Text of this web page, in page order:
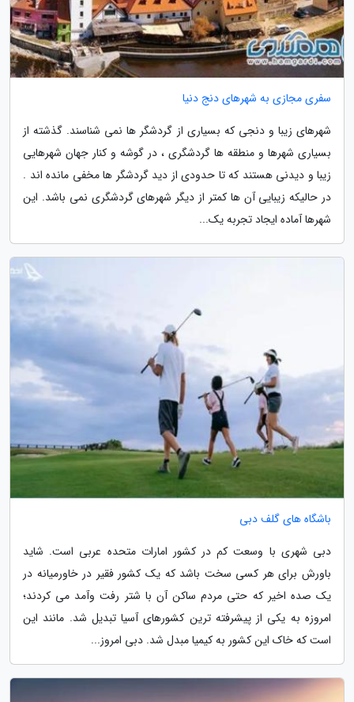
سفری مجازی به شهرهای دنج دنیا
شهرهای زیبا و دنجی که بسیاری از گردشگر ها نمی شناسند. گذشته از
بسیاری شهرها و منطقه ها گردشگری ، در گوشه و کنار جهان شهرهایی
زیبا و دیدنی هستند که تا حدودی از دید گردشگر ها مخفی مانده اند .
در حالیکه زیبایی آن ها کمتر از دیگر شهرهای گردشگری نمی باشد. این
شهرها آماده ایجاد تجربه یک...
باشگاه های گلف دبی
دبی شهری با وسعت کم در کشور امارات متحده عربی است. شاید
باورش برای هر کسی سخت باشد که یک کشور فقیر در خاورمیانه در
یک صده اخیر که حتی مردم ساکن آن با شتر رفت وآمد می کردند؛
امروزه به یکی از پیشرفته ترین کشورهای آسیا تبدیل شد. مانند این
است که خاک این کشور به کیمیا مبدل شد. دبی امروز...